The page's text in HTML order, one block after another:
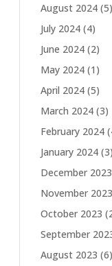
August 2024 (5)
July 2024 (4)
June 2024 (2)
May 2024 (1)
April 2024 (5)
March 2024 (3)
February 2024
January 2024 (3)
December 2023
November 2023
October 2023
September
August 2023 (6)